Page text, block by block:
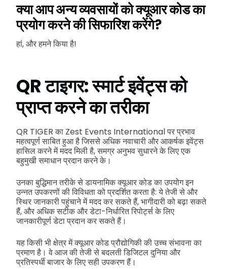
क्या आप अन्य व्यवसायों को क्यूआर कोड का
प्रयोग करने की सिफारिश करेंगे?
हां, और हमने किया है!
QR टाइगर: स्मार्ट इवेंट्स को
प्राप्त करने का तरीका
QR TIGER का Zest Events International पर प्रभाव
महत्वपूर्ण साबित हुआ है जिससे अधिक नवाचारी और आकर्षक इवेंट्स
हासिल करने में मदद मिली है, समग्र अनुभव सुधारने के लिए एक
बहुमुखी समाधान प्रदान करने के।
उनका बुद्धिमान तरीके से डायनामिक क्यूआर कोड का उपयोग इन
उन्नत उपकरणों की विविधता को प्रदर्शित करता है: ये तेजी से और
स्थिर जानकारी पहुंचाने में मदद कर सकते हैं, भागीदारी को बढ़ा सकते
हैं, और अधिक सटीक और डेटा-निर्धारित रिपोर्ट्स के लिए
जानकारीपूर्ण डेटा प्रदान कर सकते हैं।
यह किसी भी क्षेत्र में क्यूआर कोड प्रौद्योगिकी की उच्च संभावना का
प्रमाण है। वे आज की तेजी से बदलती डिजिटल दुनिया और
प्रतिस्पर्धी बाजार के लिए सही उपकरण हैं।